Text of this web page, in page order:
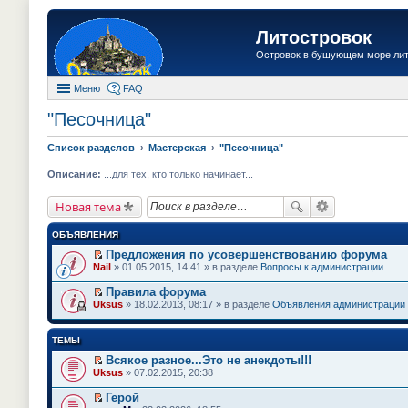
Литостровок
Островок в бушующем море
Меню FAQ
"Песочница"
Список разделов Мастерская "Песочница"
Описание: ...для тех, кто только начинает...
Новая тема
ОБЪЯВЛЕНИЯ
П
р
е
й
т
и
п
е
р
о
м
Предложения по усовершенствованию форума
Nail » 01.05.2015, 14:41 » в разделе Вопросы к администрации
П
р
т
и
к
п
е
Правила форума
Uksus » 18.02.2013, 08:17 » в разделе Объявления администрации
ТЕМЫ
П
р
е
Всякое разное...Это не анекдоты!!!
Uksus » 07.02.2015, 20:38
Герой